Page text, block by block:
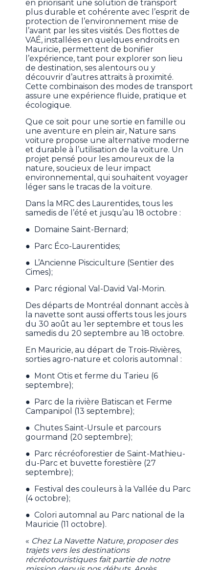
en priorisant une solution de transport
plus durable et cohérente avec l’esprit de
protection de l’environnement mise de
l’avant par les sites visités. Des flottes de
VAÉ, installées en quelques endroits en
Mauricie, permettent de bonifier
l’expérience, tant pour explorer son lieu
de destination, ses alentours ou y
découvrir d’autres attraits à proximité.
Cette combinaison des modes de transport
assure une expérience fluide, pratique et
écologique.
Que ce soit pour une sortie en famille ou
une aventure en plein air, Nature sans
voiture propose une alternative moderne
et durable à l’utilisation de la voiture. Un
projet pensé pour les amoureux de la
nature, soucieux de leur impact
environnemental, qui souhaitent voyager
léger sans le tracas de la voiture.
Dans la MRC des Laurentides, tous les
samedis de l’été et jusqu’au 18 octobre :
● Domaine Saint-Bernard;
● Parc Éco-Laurentides;
● L’Ancienne Pisciculture (Sentier des
Cimes);
● Parc régional Val-David Val-Morin.
Des départs de Montréal donnant accès à
la navette sont aussi offerts tous les jours
du 30 août au 1er septembre et tous les
samedis du 20 septembre au 18 octobre.
En Mauricie, au départ de Trois-Rivières,
sorties agro-nature et coloris automnal :
● Mont Otis et ferme du Tarieu (6
septembre);
● Parc de la rivière Batiscan et Ferme
Campanipol (13 septembre);
● Chutes Saint-Ursule et parcours
gourmand (20 septembre);
● Parc récréoforestier de Saint-Mathieu-
du-Parc et buvette forestière (27
septembre);
● Festival des couleurs à la Vallée du Parc
(4 octobre);
● Colori automnal au Parc national de la
Mauricie (11 octobre).
« Chez La Navette Nature, proposer des
trajets vers les destinations
récréotouristiques fait partie de notre